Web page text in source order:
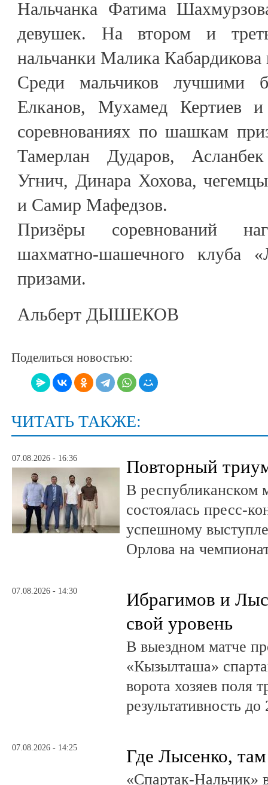
Нальчанка Фатима
девушек. На втором и
нальчанки Малика
Среди мальчиков лучшими
Елканов, Мухамед Кертиев
соревнованиях по шашкам
Тамерлан Дударов,
Угнич, Динара Хохова,
и Самир Мафедзов.
Призёры соревнований
шахматно-шашечного клуба
призами.
Альберт ДЫШЕКОВ
Поделиться новостью:
ЧИТАТЬ ТАКЖЕ:
07.08.2026 - 16:36 Повторный
В республиканском
состоялась пресс-
успешному
Орлова на
07.08.2026 - 14:30
Ибрагимов и
свой уровень
В выездном матче
«Кызылташа»
ворота хозяев поля
результативность
07.08.2026 - 14:25 Где Лысенко,
«Спартак-Нальчик»